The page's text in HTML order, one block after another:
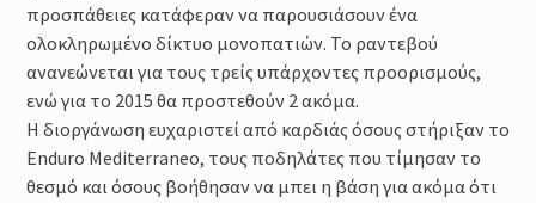
προσπάθειες κατάφεραν να παρουσιάσουν ένα
ολοκληρωμένο δίκτυο μονοπατιών. Το ραντεβού
ανανεώνεται για τους τρείς υπάρχοντες προορισμούς,
ενώ για το 2015 θα προστεθούν 2 ακόμα.
Η διοργάνωση ευχαριστεί από καρδιάς όσους στήριξαν το
Enduro Mediterraneo, τους ποδηλάτες που τίμησαν το
θεσμό και όσους βοήθησαν να μπει η βάση για ακόμα ότι